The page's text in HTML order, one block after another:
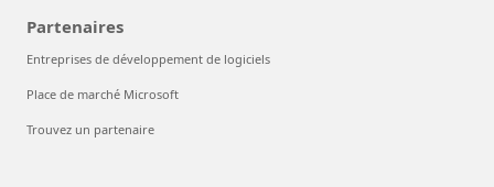
Partenaires
Entreprises de développement de logiciels
Place de marché Microsoft
Trouvez un partenaire